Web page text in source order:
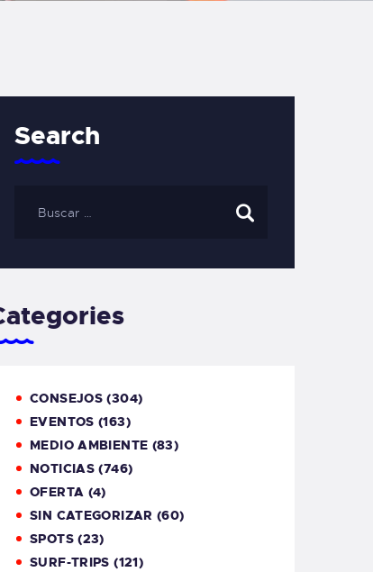
Search
CONSEJOS (304)
EVENTOS (163)
MEDIO AMBIENTE (83)
NOTICIAS (746)
OFERTA (4)
SIN CATEGORIZAR (60)
SPOTS(23)
SURF-TRIPS (121)